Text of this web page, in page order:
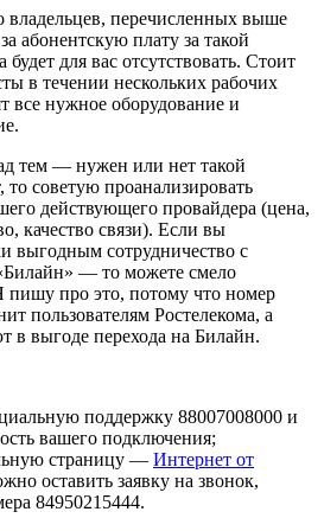
владельцев, перечисленных выше
абонентскую плату за такой
для вас отсутствовать. Стоит
в течении нескольких рабочих
все нужное оборудование и
тем — нужен или нет такой
советую проанализировать
действующего провайдера (цена,
качество связи). Если вы
выгодным сотрудничество с
— то можете смело
пишу про это, потому что номер
пользователям Ростелекома, а
в выгоде перехода на Билайн.
поддержку 88007008000 и
вашего подключения;
страницу — Интернет от
оставить заявку на звонок,
84950215444.